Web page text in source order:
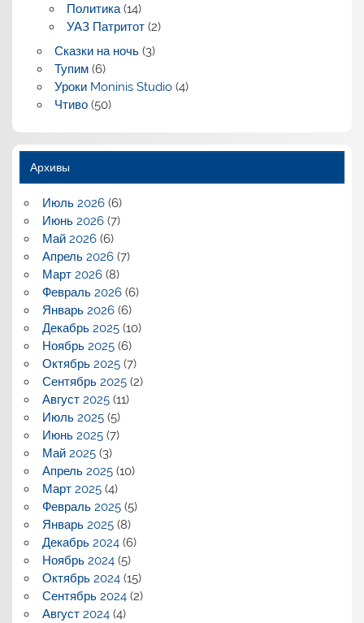
Политика(14)
УАЗ Патритот(2)
Сказки на ночь(3)
Тупим(6)
Уроки Moninis Studio(4)
Чтиво(50)
Архивы
Июль 2026(6)
Июнь 2026(7)
Май 2026(6)
Апрель 2026(7)
Март 2026(8)
Февраль 2026(6)
Январь 2026(6)
Декабрь 2025(10)
Ноябрь 2025(6)
Октябрь 2025(7)
Сентябрь 2025(2)
Август 2025(11)
Июль 2025(5)
Июнь 2025(7)
Май 2025(3)
Апрель 2025(10)
Март 2025(4)
Февраль 2025(5)
Январь 2025(8)
Декабрь 2024(6)
Ноябрь 2024(5)
Октябрь 2024(15)
Сентябрь 2024(2)
Август 2024(4)